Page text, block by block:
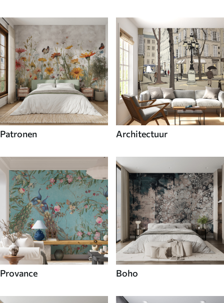
Patronen Architectuur
Provance Boho